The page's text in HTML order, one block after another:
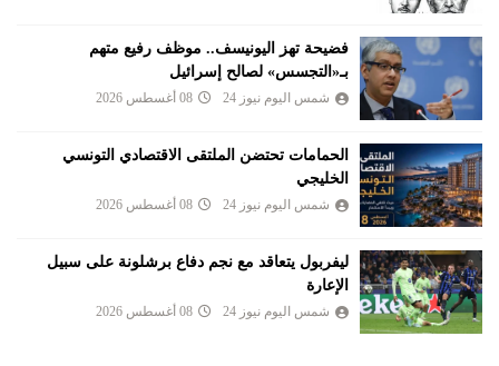
فضيحة تهز اليونيسف.. موظف رفيع متهم
بـ«التجسس» لصالح إسرائيل
شمس اليوم نيوز 24 08 أغسطس 2026
الحمامات تحتضن الملتقى الاقتصادي التونسي
الخليجي
شمس اليوم نيوز 24 08 أغسطس 2026
ليفربول يتعاقد مع نجم دفاع برشلونة على سبيل
الإعارة
شمس اليوم نيوز 24 08 أغسطس 2026